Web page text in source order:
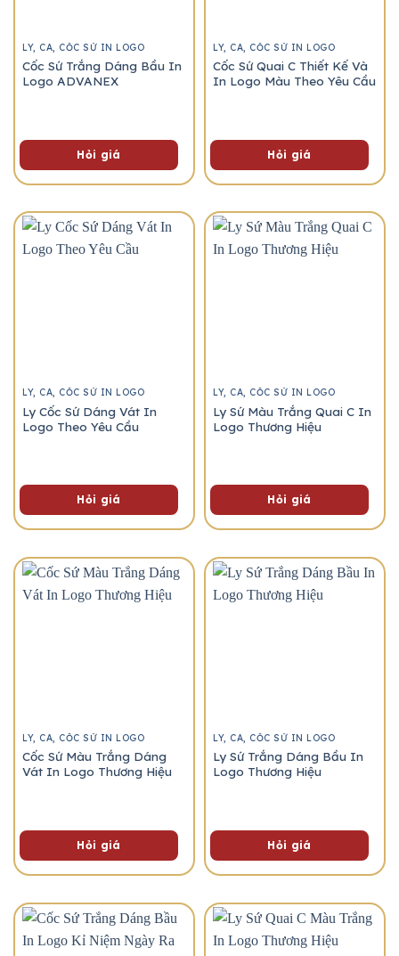
LY, CA, CỐC SỨ IN LOGO
Cốc Sứ Trắng Dáng Bầu In
Logo ADVANEX
Hỏi giá
LY, CA, CỐC SỨ IN LOGO
Cốc Sứ Quai C Thiết Kế Và
In Logo Màu Theo Yêu Cầu
Hỏi giá
LY, CA, CỐC SỨ IN LOGO
Ly Cốc Sứ Dáng Vát In
Logo Theo Yêu Cầu
Hỏi giá
LY, CA, CỐC SỨ IN LOGO
Ly Sứ Màu Trắng Quai C In
Logo Thương Hiệu
Hỏi giá
LY, CA, CỐC SỨ IN LOGO
Cốc Sứ Màu Trắng Dáng
Vát In Logo Thương Hiệu
Hỏi giá
LY, CA, CỐC SỨ IN LOGO
Ly Sứ Trắng Dáng Bầu In
Logo Thương Hiệu
Hỏi giá